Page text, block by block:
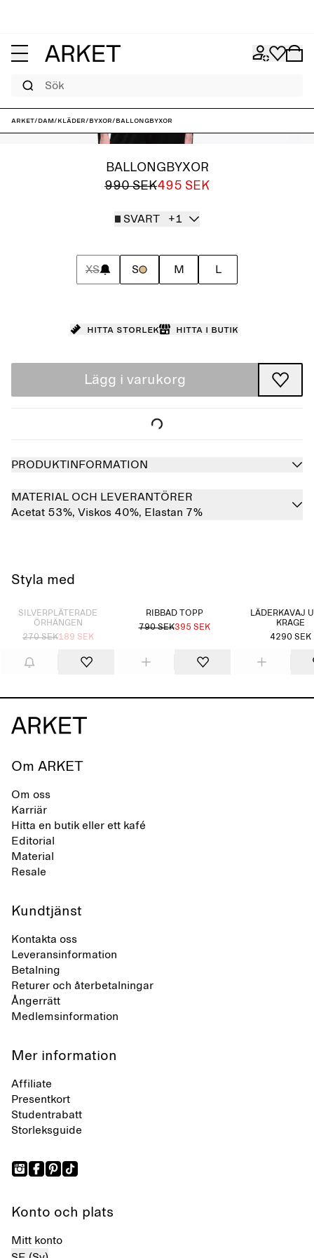
ARKET/Dam/Kläder/Byxor/Ballongbyxor
BALLONGBYXOR
990 SEK495 SEK
SVART +1
XS S M L
Hitta storlek Hitta i butik
Lägg i varukorg
PRODUKTINFORMATION
MATERIAL OCH LEVERANTÖRER
Acetat 53%, Viskos 40%, Elastan 7%
Styla med
Slutsåld
SILVERPLÄTERADE
ÖRHÄNGEN
270 SEK189 SEK
RIBBAD TOPP
790 SEK395 SEK
LÄDERKAVAJ
KRAGE
4290 SEK
Om ARKET
Om oss
Karriär
Hitta en butik eller ett kafé
Editorial
Material
Resale
Kundtjänst
Kontakta oss
Leveransinformation
Betalning
Returer och återbetalningar
Ångerrätt
Medlemsinformation
Mer information
Affiliate
Presentkort
Studentrabatt
Storleksguide
Konto och plats
Mitt konto